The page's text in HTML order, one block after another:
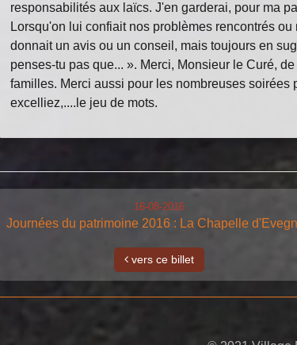
responsabilités aux laïcs. J'en garderai, pour ma
Lorsqu'on lui confiait nos problèmes rencontrés
donnait un avis ou un conseil, mais toujours en
penses-tu pas que... ». Merci, Monsieur le Curé,
familles. Merci aussi pour les nombreuses
excelliez,....le jeu de mots.
16-08-2016
Journées du patrimoine 2016 : La Chapelle
vers ce billet